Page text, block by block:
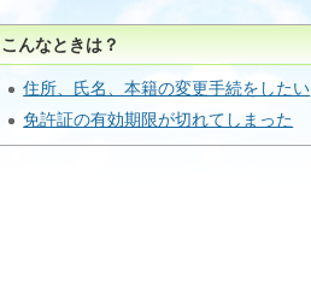
こんなときは？
住所、氏名、本籍の変更手続をしたい
免許証の有効期限が切れてしまった